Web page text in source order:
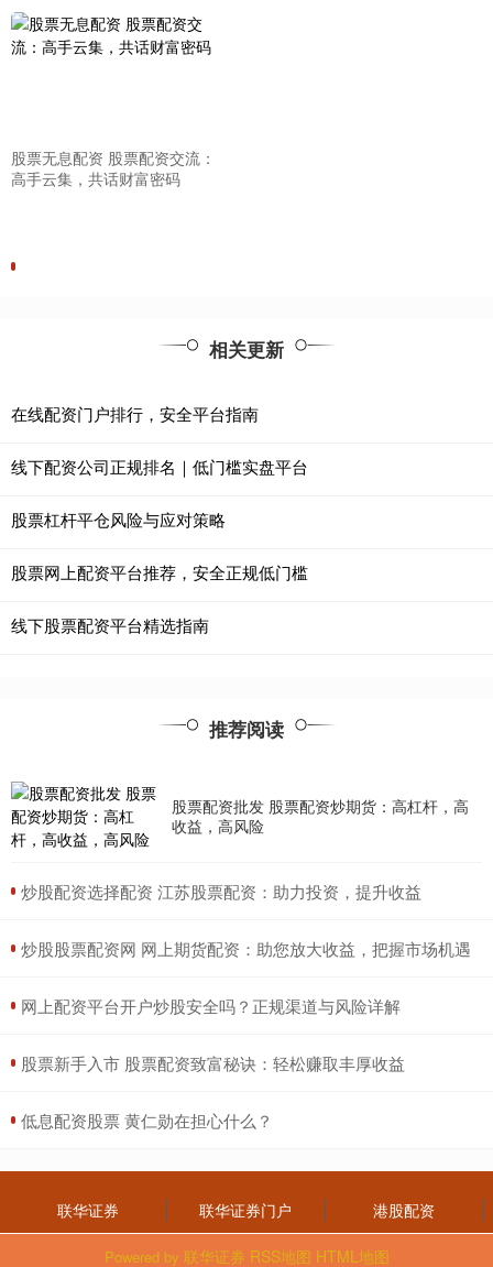
股票无息配资 股票配资交流：
高手云集，共话财富密码
相关更新
在线配资门户排行，安全平台指南
线下配资公司正规排名｜低门槛实盘平台
股票杠杆平仓风险与应对策略
股票网上配资平台推荐，安全正规低门槛
线下股票配资平台精选指南
推荐阅读
股票配资批发 股票配资炒期货：高杠杆，高
收益，高风险
​炒股配资选择配资 江苏股票配资：助力投资，提升收益
​炒股股票配资网 网上期货配资：助您放大收益，把握市场机遇
​网上配资平台开户炒股安全吗？正规渠道与风险详解
​股票新手入市 股票配资致富秘诀：轻松赚取丰厚收益
​低息配资股票 黄仁勋在担心什么？
联华证券 联华证券门户 港股配资
Powered by 联华证券 RSS地图 HTML地图